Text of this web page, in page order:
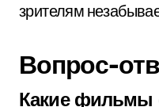
зрителям
Вопрос-
Какие фильмы